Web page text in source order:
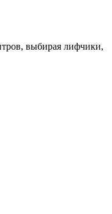
выбирая лифчики,